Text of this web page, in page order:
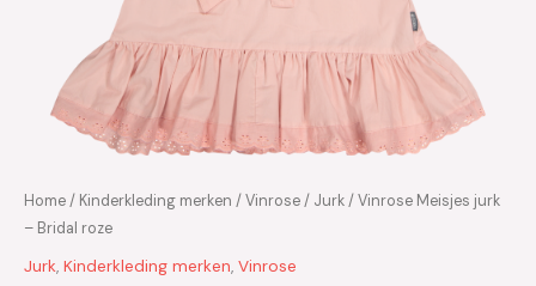
Home/ Kinderkleding merken /Vinrose/ Jurk/ Vinrose Meisjes jurk
– Bridal roze
Jurk, Kinderkleding merken, Vinrose